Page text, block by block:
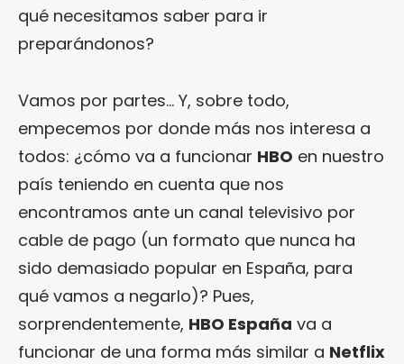
qué necesitamos saber para ir
preparándonos?
Vamos por partes… Y, sobre todo,
empecemos por donde más nos interesa a
todos: ¿cómo va a funcionar HBO en nuestro
país teniendo en cuenta que nos
encontramos ante un canal televisivo por
cable de pago (un formato que nunca ha
sido demasiado popular en España, para
qué vamos a negarlo)? Pues,
sorprendentemente, HBO España va a
funcionar de una forma más similar a Netflix